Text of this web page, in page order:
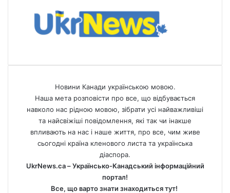
Новини Канади українською мовою.
Наша мета розповісти про все, що відбувається
навколо нас рідною мовою, зібрати усі найважливіші
та найсвіжіші повідомлення, які так чи інакше
впливають на нас і наше життя, про все, чим живе
сьогодні країна кленового листа та українська
діаспора.
UkrNews.ca – Українсько-Канадський інформаційний
портал!
Все, що варто знати знаходиться тут!